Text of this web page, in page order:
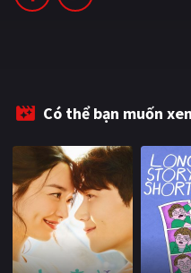
Có thể bạn muốn